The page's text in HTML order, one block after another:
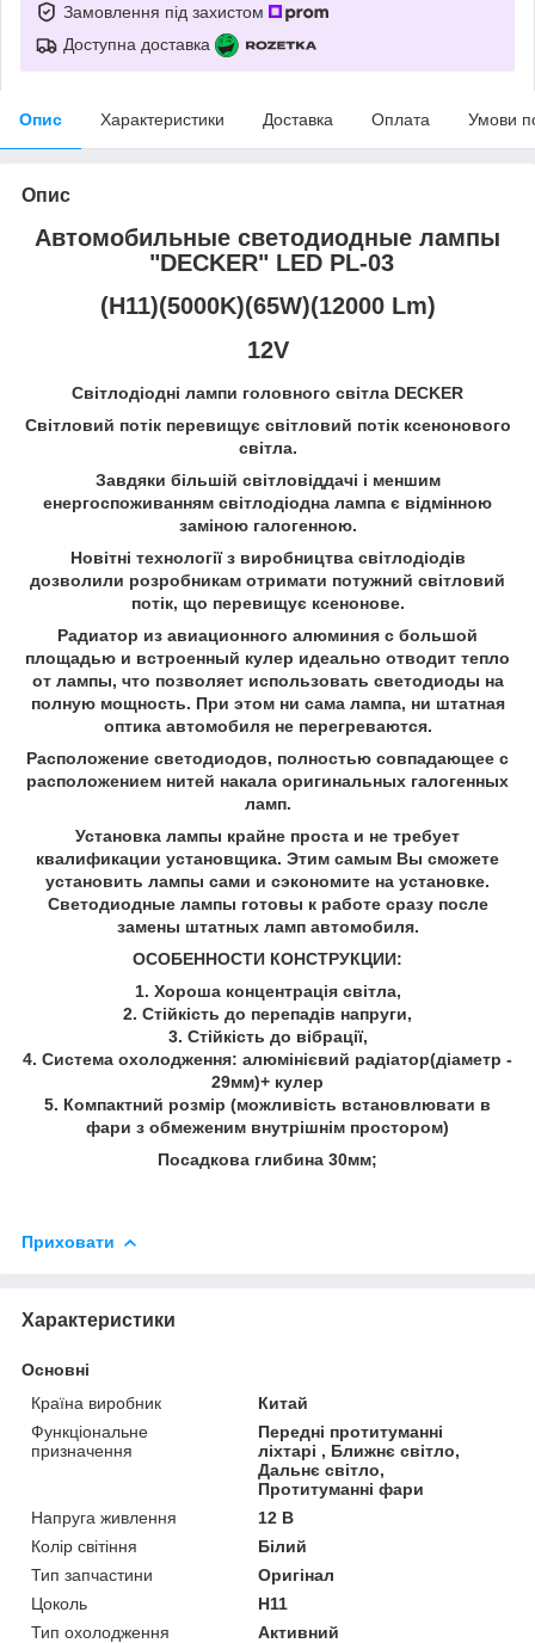
Замовлення під захистом
Доступна доставка
Опис Характеристики Доставка Оплата Умови
Опис
Автомобильные светодиодные лампы
"DECKER" LED PL-03
(H11)(5000K)(65W)(12000 Lm)
12V
Світлодіодні лампи головного світла DECKER
Світловий потік перевищує світловий потік ксенонового
світла.
Завдяки більшій світловіддачі і меншим
енергоспоживанням світлодіодна лампа є відмінною
заміною галогенною.
Новітні технології з виробництва світлодіодів
дозволили розробникам отримати потужний світловий
потік, що перевищує ксенонове.
Радиатор из авиационного алюминия с большой
площадью и встроенный кулер идеально отводит тепло
от лампы, что позволяет использовать светодиоды на
полную мощность. При этом ни сама лампа, ни штатная
оптика автомобиля не перегреваются.
Расположение светодиодов, полностью совпадающее с
расположением нитей накала оригинальных галогенных
ламп.
Установка лампы крайне проста и не требует
квалификации установщика. Этим самым Вы сможете
установить лампы сами и сэкономите на установке.
Светодиодные лампы готовы к работе сразу после
замены штатных ламп автомобиля.
ОСОБЕННОСТИ КОНСТРУКЦИИ:
1. Хороша концентрація світла,
2. Стійкість до перепадів напруги,
3. Стійкість до вібрації,
4. Система охолодження: алюмінієвий радіатор(діаметр -
29мм)+ кулер
5. Компактний розмір (можливість встановлювати в
фари з обмеженим внутрішнім простором)
Посадкова глибина 30мм;
Приховати
Характеристики
Основні
Країна виробник
Китай
Функціональне
призначення
Передні протитуманні
ліхтарі , Ближнє світло,
Дальнє світло,
Протитуманні фари
Напруга живлення
12 В
Колір світіння
Білий
Тип запчастини
Оригінал
Цоколь
H11
Тип охолодження
Активний